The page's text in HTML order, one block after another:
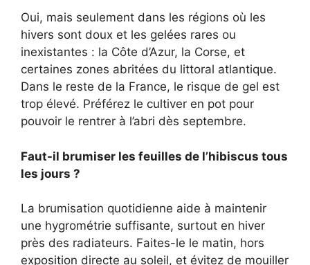
Oui, mais seulement dans les régions où les
hivers sont doux et les gelées rares ou
inexistantes : la Côte d’Azur, la Corse, et
certaines zones abritées du littoral atlantique.
Dans le reste de la France, le risque de gel est
trop élevé. Préférez le cultiver en pot pour
pouvoir le rentrer à l’abri dès septembre.
Faut-il brumiser les feuilles de l’hibiscus tous
les jours ?
La brumisation quotidienne aide à maintenir
une hygrométrie suffisante, surtout en hiver
près des radiateurs. Faites-le le matin, hors
exposition directe au soleil, et évitez de mouiller